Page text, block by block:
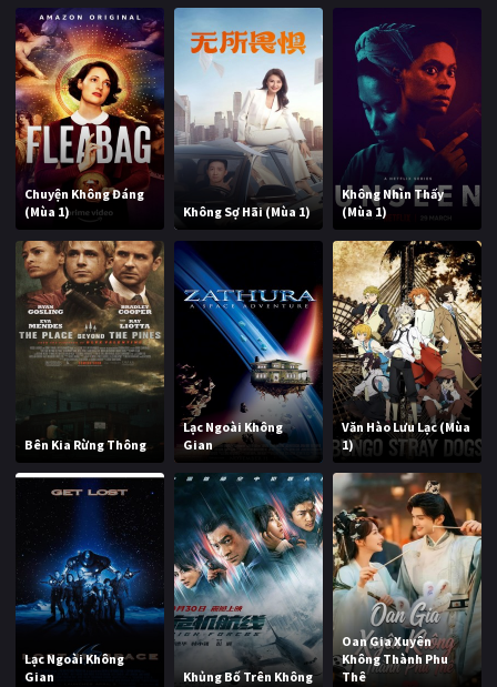
Chuyện Không Đáng
(Mùa 1)
Không Sợ Hãi (Mùa 1)
Không Nhìn Thấy
(Mùa 1)
Bên Kia Rừng Thông
Lạc Ngoài Không
Gian
Văn Hào Lưu Lạc (Mùa
1)
Lạc Ngoài Không
Gian
Khủng Bố Trên Không
Oan Gia Xuyên
Không Thành Phu
Thê